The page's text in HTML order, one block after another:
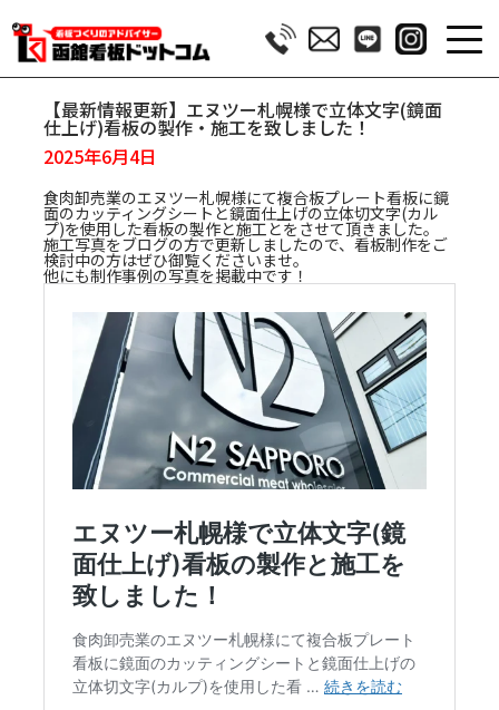
【最新情報更新】エヌツー札幌様で立体文字(鏡面
仕上げ)看板の製作・施工を致しました！
2025年6月4日
食肉卸売業のエヌツー札幌様にて複合板プレート看板に鏡
面のカッティングシートと鏡面仕上げの立体切文字(カル
プ)を使用した看板の製作と施工とをさせて頂きました。
施工写真をブログの方で更新しましたので、看板制作をご
検討中の方はぜひ御覧くださいませ。
他にも制作事例の写真を掲載中です！